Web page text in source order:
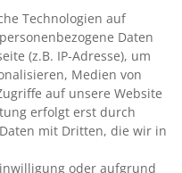
Technologien auf
Daten
(z.B. IP-Adresse), um
Medien von
auf unsere Website
erfolgt erst durch
mit Dritten, die wir in
oder aufgrund